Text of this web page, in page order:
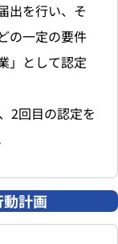
出を行い、そ
の一定の要件
」として認定
2回目の認定を
計画